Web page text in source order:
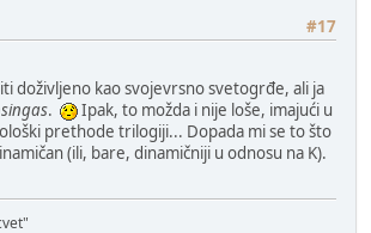
#17
doživljeno kao svojevrsno svetogrđe, ali ja
.
Ipak, to možda i nije loše, imajući u
prethode trilogiji... Dopada mi se to što
(ili, bare, dinamičniji u odnosu na K).